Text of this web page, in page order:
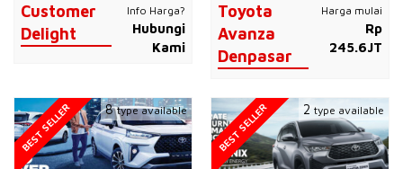
Customer
Delight
Info Harga?
Hubungi
Kami
Toyota
Avanza
Denpasar
Harga mulai
Rp
245.6JT
BEST SELLER 8type available BEST SELLER 2 type available